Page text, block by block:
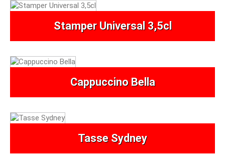
Stamper Universal 3,5cl
Cappuccino Bella
Tasse Sydney